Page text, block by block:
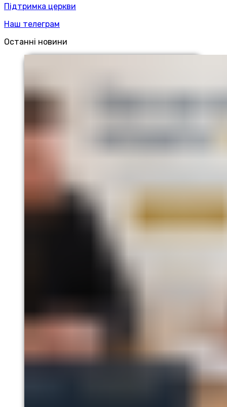
Підтримка церкви
Наш телеграм
Останні новини